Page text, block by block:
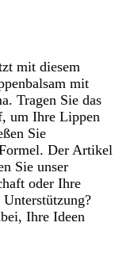
mit diesem
mit
Tragen Sie das
um Ihre Lippen
Sie
Der Artikel
Sie unser
oder Ihre
Ihre Ideen